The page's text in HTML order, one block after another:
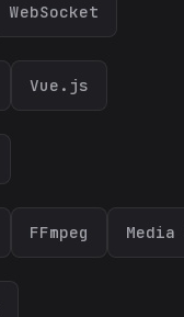
WebSocket
Vue.js
FFmpeg Media